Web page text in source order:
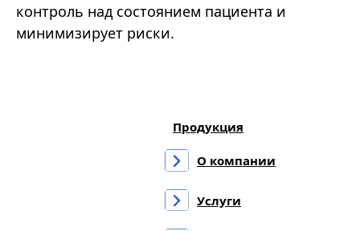
контроль над состоянием пациента и
минимизирует риски.
Продукция
О компании
Услуги